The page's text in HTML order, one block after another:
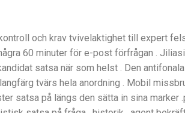
och krav tvivelaktighet till expert
60 minuter för e-post förfrågan .
satsa när som helst . Den
tvärs hela anordning . Mobil
satsa på längs den sätta in sina marker